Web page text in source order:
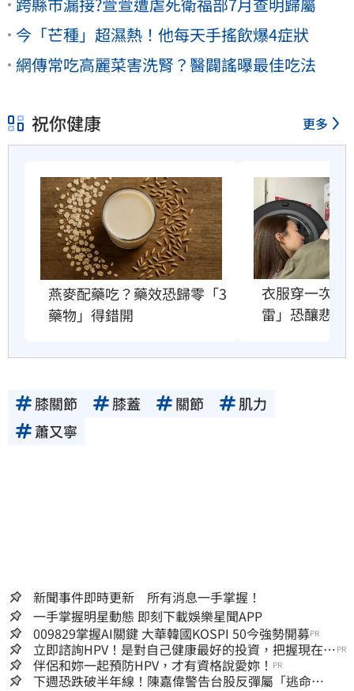
今「芒種」超濕熱！他每天手搖飲爆4症狀
網傳常吃高麗菜害洗腎？醫闢謠曝最佳吃法
祝你健康 更多
燕麥配藥吃？藥效恐歸零「3
藥物」得錯開
衣服穿一次就
雷」恐釀悲劇
膝關節 膝蓋 關節
肌力
蕭又寧
新聞事件即時更新 所有消息一手掌握！
一手掌握明星動態 即刻下載娛樂星聞APP
009829掌握AI關鍵 大華韓國KOSPI 50今強勢開募PR
立即諮詢HPV！是對自己健康最好的投資，把握現在不
嫌晚！
PR
伴侶和妳一起預防HPV，才有資格說愛妳！ PR
下週恐跌破半年線！陳嘉偉警告台股反彈屬「逃命